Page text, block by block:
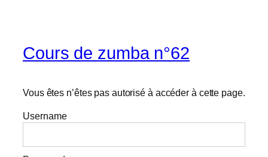
Cours de zumba n°62
Vous êtes n’êtes pas autorisé à accéder à cette page.
Username